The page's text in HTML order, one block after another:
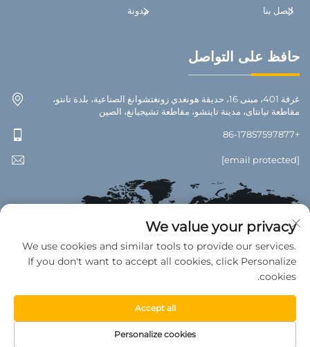
اتصل بنا مدونة
حافظ على التواصل
غرفة 401، مبنى 16، حديقة هونغدي زونغتشوانغ الصناعية، بلدة تانتو،
مقاطعة تيانتاى، مدينة تايتشو، مقاطعة تشيجيانغ، الصين
+86-17857597877
[email protected]
سياسة الخصوصية
We value your privacy
We use cookies and similar tools to provide our services.
If you don't want to accept all cookies, click Personalize
cookies.
Personalize cookies
Accept all